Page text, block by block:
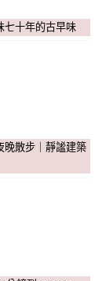
七十年的古早味
晚散步｜靜謐建築